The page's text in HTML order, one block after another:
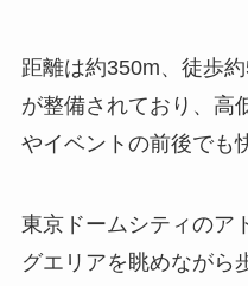
距離は約350m、徒歩
が整備されており、高
やイベントの前後でも
東京ドームシティのア
グエリアを眺めながら